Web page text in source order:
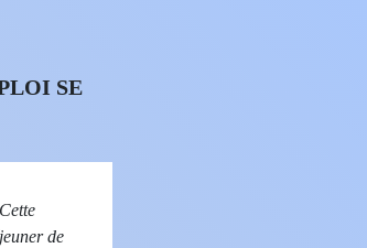
SE
de